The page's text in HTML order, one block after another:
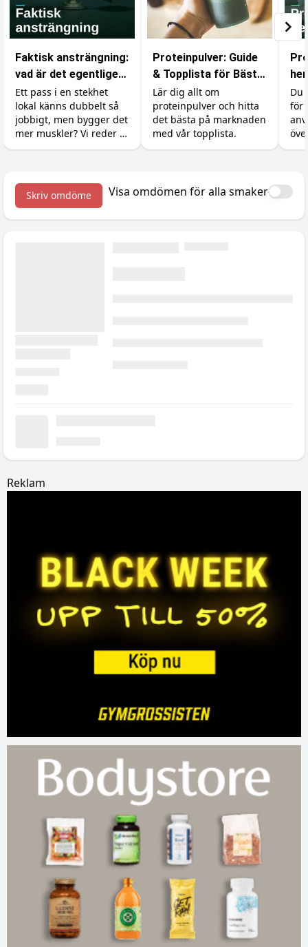
Faktisk ansträngning:
vad är det egentligen
som räknas i
gymmet?
Ett pass i en stekhet
lokal känns dubbelt så
jobbigt, men bygger det
mer muskler? Vi reder ut
skillnaden mellan att
kroppen en signal att
växa.
Proteinpulver: Guide
& Topplista för Bästa
Resultat
Lär dig allt om
proteinpulver och hitta
det bästa på marknaden
med vår topplista.
Du
för
Skriv omdöme Visa omdömen för alla smaker
Reklam